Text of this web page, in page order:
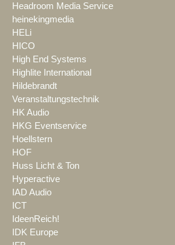
Headroom Media Service
heinekingmedia
HELi
HICO
High End Systems
Highlite International
Hildebrandt
Veranstaltungstechnik
HK Audio
HKG Eventservice
Hoellstern
HOF
Huss Licht & Ton
Hyperactive
IAD Audio
ICT
IdeenReich!
IDK Europe